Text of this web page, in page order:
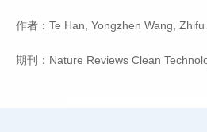
作者： Te Han, Yongzhen Wang,
期刊： Nature Reviews Clean